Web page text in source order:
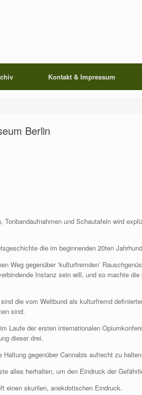
Kontakt & Impressum
Berlin
und Schautafeln wird
die im beginnenden 20ten
Weg gegenüber ‘kulturfremden’
Instanz sein will, und so machte die
die vom Weltbund als kulturfremd
sind.
Laufe der ersten internationalen
dieser drei.
gegenüber Cannabis aufrecht zu
alles herhalten, um den Eindruck der
einen skurilen, anekdotischen Eindruck.